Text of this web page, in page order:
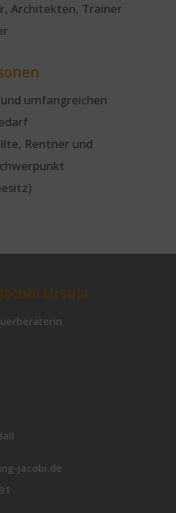
Architekten, Trainer
umfangreichen
Rentner und
Ursula
jacobi.de